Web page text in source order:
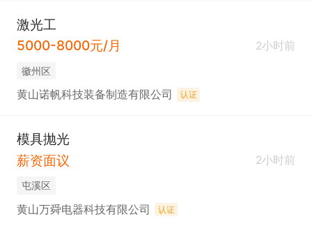
激光工
5000-8000元/月
2小时前
徽州区
黄山诺帆科技装备制造有限公司 认证
模具抛光
薪资面议
2小时前
屯溪区
黄山万舜电器科技有限公司 认证